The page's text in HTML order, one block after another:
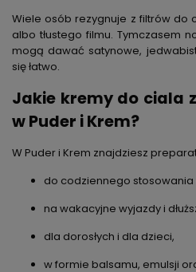
Wiele osób rezygnuje z filtrów do
albo tłustego filmu. Tymczasem
mogą dawać satynowe,
się łatwo.
Jakie kremy do ciala
w Puder i Krem?
W Puder i Krem znajdziesz
do codziennego stosowania
na wakacyjne wyjazdy i
dla dorosłych i dla dzieci,
w formie balsamu, emulsji